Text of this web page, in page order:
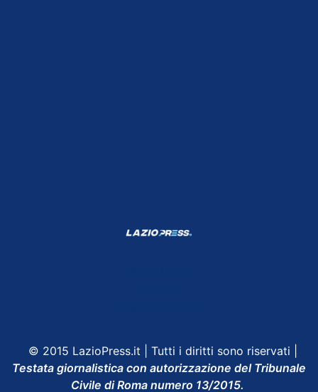
© 2015 LazioPress.it | Tutti i diritti sono riservati |
Testata giornalistica con autorizzazione del Tribunale
Civile di Roma numero 13/2015.